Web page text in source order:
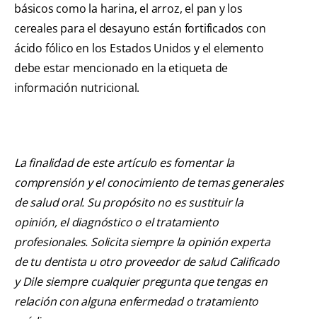
básicos como la harina, el arroz, el pan y los
cereales para el desayuno están fortificados con
ácido fólico en los Estados Unidos y el elemento
debe estar mencionado en la etiqueta de
información nutricional.
La finalidad de este artículo es fomentar la
comprensión y el conocimiento de temas generales
de salud oral. Su propósito no es sustituir la
opinión, el diagnóstico o el tratamiento
profesionales. Solicita siempre la opinión experta
de tu dentista u otro proveedor de salud Calificado
y Dile siempre cualquier pregunta que tengas en
relación con alguna enfermedad o tratamiento